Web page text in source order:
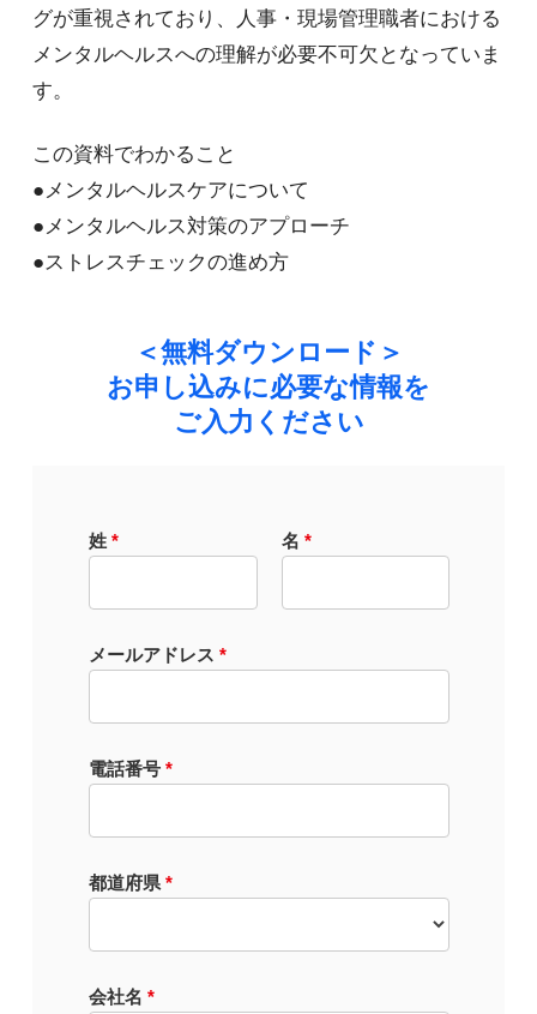
グが重視されており、人事・現場管理職者における
メンタルヘルスへの理解が必要不可欠となっていま
す。
この資料でわかること
●メンタルヘルスケアについて
●メンタルヘルス対策のアプローチ
●ストレスチェックの進め方
＜無料ダウンロード＞
お申し込みに必要な情報を
ご入力ください